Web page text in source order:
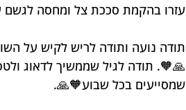
עזרו בהקמת סככת צל ומחסה לגשם
תודה נועה ותודה לריש לקיש על
🙏🧡. תודה לגיל שממשיך לדאוג
שמסייעים בכל שבוע🧡🙏.